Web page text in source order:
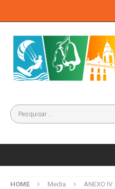
HOME Media ANEXO IV